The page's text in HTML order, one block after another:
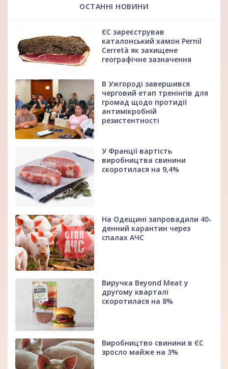
ОСТАННІ НОВИНИ
ЄС зареєстрував
каталонський хамон Pernil
Cerretà як захищене
географічне зазначення
В Ужгороді завершився
черговий етап тренінгів для
громад щодо протидії
антимікробній
резистентності
У Франції вартість
виробництва свинини
скоротилася на 9,4%
На Одещині запровадили 40-
денний карантин через
спалах АЧС
Виручка Beyond Meat у
другому кварталі
скоротилася на 8%
Виробництво свинини в ЄС
зросло майже на 3%